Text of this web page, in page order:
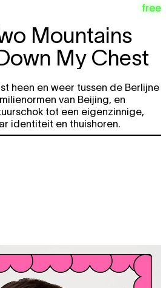
free
Mountains
My Chest
heen en weer tussen de Berlijne
van Beijing, en
tot een eigenzinnige,
identiteit en thuishoren.